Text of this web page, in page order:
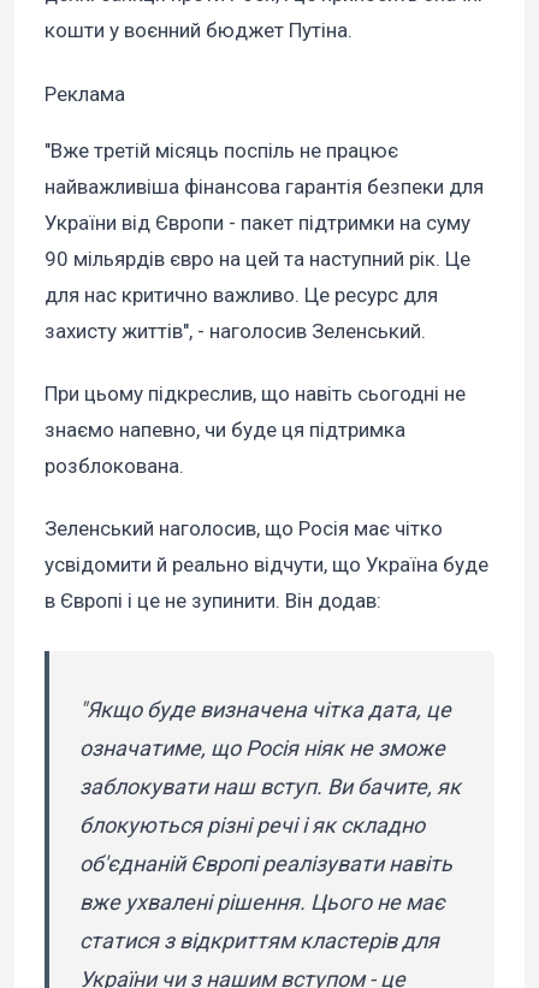
кошти у воєнний бюджет Путіна.
Реклама
"Вже третій місяць поспіль не працює
найважливіша фінансова гарантія безпеки для
України від Європи - пакет підтримки на суму
90 мільярдів євро на цей та наступний рік. Це
для нас критично важливо. Це ресурс для
захисту життів", - наголосив Зеленський.
При цьому підкреслив, що навіть сьогодні не
знаємо напевно, чи буде ця підтримка
розблокована.
Зеленський наголосив, що Росія має чітко
усвідомити й реально відчути, що Україна буде
в Європі і це не зупинити. Він додав:
"Якщо буде визначена чітка дата, це
означатиме, що Росія ніяк не зможе
заблокувати наш вступ. Ви бачите, як
блокуються різні речі і як складно
об'єднаній Європі реалізувати навіть
вже ухвалені рішення. Цього не має
статися з відкриттям кластерів для
України чи з нашим вступом - це